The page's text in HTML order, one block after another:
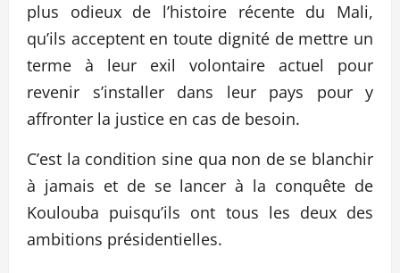
plus odieux de l’histoire récente du Mali,
qu’ils acceptent en toute dignité de mettre un
terme à leur exil volontaire actuel pour
revenir s’installer dans leur pays pour y
affronter la justice en cas de besoin.
C’est la condition sine qua non de se blanchir
à jamais et de se lancer à la conquête de
Koulouba puisqu’ils ont tous les deux des
ambitions présidentielles.